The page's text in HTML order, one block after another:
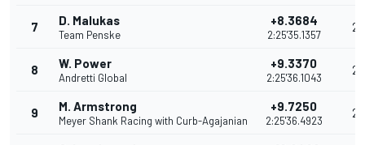
7 D. Malukas
Team Penske
+8.3684
2:25'35.1357
26
8 W. Power
Andretti Global
+9.3370
2:25'36.1043
24
9 M. Armstrong
Meyer Shank Racing with Curb-Agajanian
+9.7250
2:25'36.4923
22